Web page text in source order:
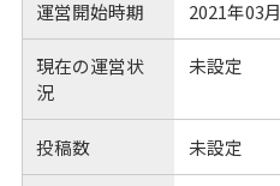
運営開始時期 2021年03月
現在の運営状
況
未設定
投稿数 未設定